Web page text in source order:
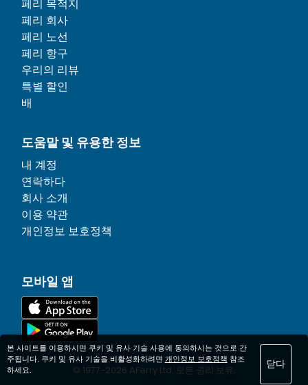
페리 목적지
페리 회사
페리 노선
페리 항구
우리의 리뷰
특별 할인
배
도움말 및 유용한 정보
내 계정
연락하다
회사 소개
이용 약관
개인정보 보호정책
모바일 앱
© 1977-2026 AFerry Ltd. 모든 권리 보유.
본 사이트를 이용하시면 쿠키 및 유사 기술 사용에 동의하시는 것으로 간
주됩니다. 쿠키 및 유사 기술을 비활성화하려면 개인정보 보호정책 참조
하세요.
닫다